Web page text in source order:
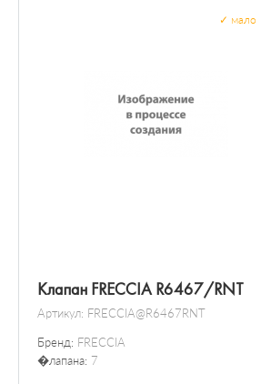
Клапан FRECCIA R6467/RNT
Артикул: FRECCIA@R6467RNT
Бренд: FRECCIA
�лапана: 7
мало